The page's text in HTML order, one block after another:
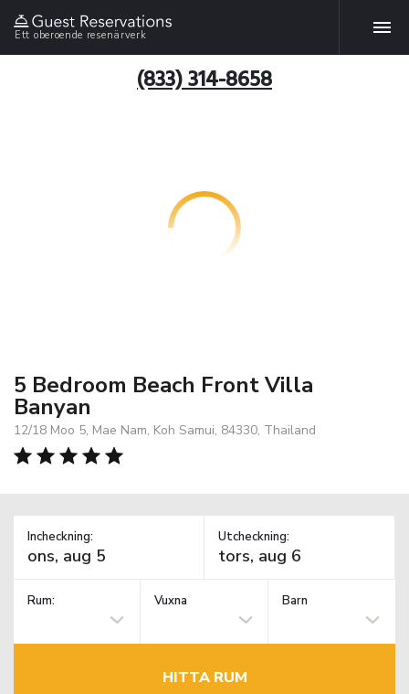
Ett oberoende resenärverk
(833) 314-8658
5 Bedroom Beach Front Villa
Banyan
12/18 Moo 5, Mae Nam, Koh Samui, 84330, Thailand
Incheckning: Utcheckning:
Rum: Vuxna Barn
HITTA RUM